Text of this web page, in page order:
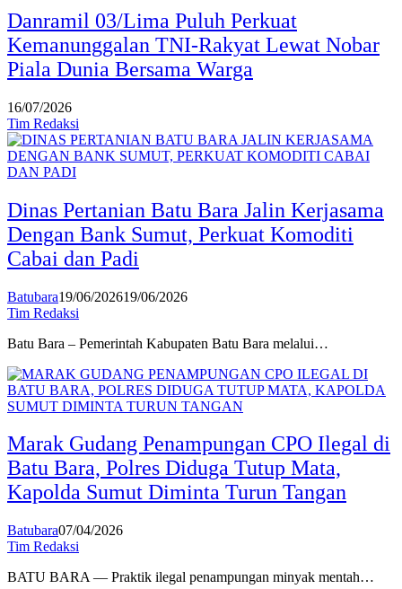
Danramil 03/Lima Puluh Perkuat
Kemanunggalan TNI-Rakyat Lewat Nobar
Piala Dunia Bersama Warga
16/07/2026
Tim Redaksi
Dinas Pertanian Batu Bara Jalin Kerjasama
Dengan Bank Sumut, Perkuat Komoditi
Cabai dan Padi
Batubara19/06/202619/06/2026
Tim Redaksi
Batu Bara – Pemerintah Kabupaten Batu Bara melalui…
Marak Gudang Penampungan CPO Ilegal di
Batu Bara, Polres Diduga Tutup Mata,
Kapolda Sumut Diminta Turun Tangan
Batubara07/04/2026
Tim Redaksi
BATU BARA — Praktik ilegal penampungan minyak mentah…